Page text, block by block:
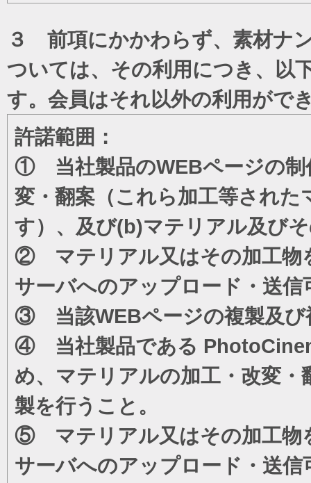
３ 前項にかかわらず、素材ナ
ついては、その利用につき、以
す。会員はそれ以外の利用がで
許諾範囲：
① 当社製品のWEBページの制
変・翻案（これら加工等され
す）、及び(b)マテリアル及び
② マテリアル又はその加工物
サーバへのアップロード・送信
③ 当該WEBページの複製及び
④ 当社製品である
め、マテリアルの加工・改変
製を行うこと。
⑤ マテリアル又はその加工物
サーバへのアップロード・送信